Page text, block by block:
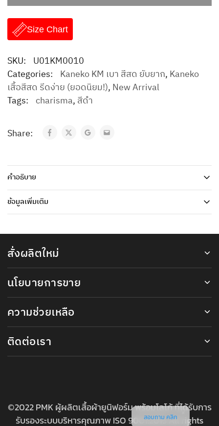
Size Chart
SKU: U01KM0010
Categories: Kaneko KM เบา สีสด ยับยาก, Kaneko
เสื้อสีสด รีดง่าย (ยอดนิยม!), New Arrival
Tags: charisma, สีดำ
Share:
คำอธิบาย
ข้อมูลเพิ่มเติม
สั่งผลิตใหม่
นโยบายการขาย
ความช่วยเหลือ
ติดต่อเรา
©2022 PMK ผู้ผลิตเสื้อผ้ายูนิฟอร์ม พร้อมโลโก้ ที่ได้รับการ
รับรองระบบบริหารคุณภาพ ISO 9001:2015 All rights
สอบถาม คลิก